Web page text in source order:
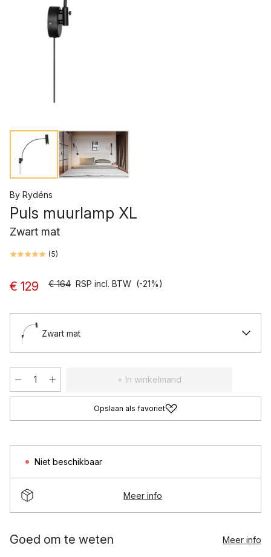
By Rydéns
Puls muurlamp XL
Zwart mat
(5)
€ 129 € 164 RSP incl. BTW (-21%)
Zwart mat
+ In winkelmand
Opslaan als favoriet
Niet beschikbaar
Meer info
Goed om te weten Meer info